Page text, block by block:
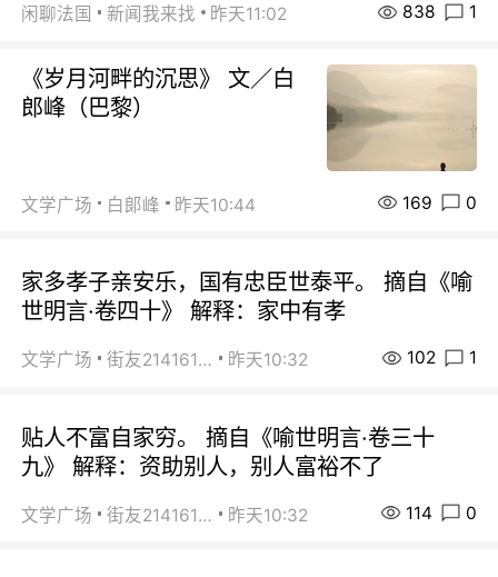
闲聊法国 新闻我来找 昨天11:02 838 1
《岁月河畔的沉思》 文／白
郎峰（巴黎）
文学广场 白郞峰 昨天10:44 169 0
家多孝子亲安乐，国有忠臣世泰平。 摘自《喻
世明言·卷四十》 解释：家中有孝
文学广场 街友21416156 昨天10:32 102 1
贴人不富自家穷。 摘自《喻世明言·卷三十
九》 解释：资助别人，别人富裕不了
文学广场 街友21416156 昨天10:32 114 0